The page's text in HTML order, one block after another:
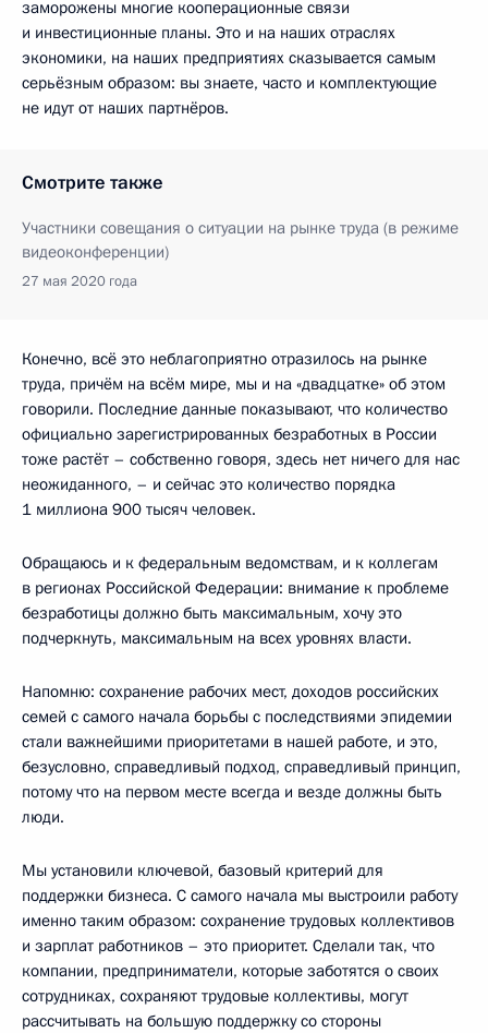
заморожены многие кооперационные связи
и инвестиционные планы. Это и на наших отраслях
экономики, на наших предприятиях сказывается самым
серьёзным образом: вы знаете, часто и комплектующие
не идут от наших партнёров.
Смотрите также
Участники совещания о ситуации на рынке труда (в режиме
видеоконференции)
27 мая 2020 года
Конечно, всё это неблагоприятно отразилось на рынке
труда, причём на всём мире, мы и на «двадцатке» об этом
говорили. Последние данные показывают, что количество
официально зарегистрированных безработных в России
тоже растёт – собственно говоря, здесь нет ничего для нас
неожиданного, – и сейчас это количество порядка
1 миллиона 900 тысяч человек.
Обращаюсь и к федеральным ведомствам, и к коллегам
в регионах Российской Федерации: внимание к проблеме
безработицы должно быть максимальным, хочу это
подчеркнуть, максимальным на всех уровнях власти.
Напомню: сохранение рабочих мест, доходов российских
семей с самого начала борьбы с последствиями эпидемии
стали важнейшими приоритетами в нашей работе, и это,
безусловно, справедливый подход, справедливый принцип,
потому что на первом месте всегда и везде должны быть
люди.
Мы установили ключевой, базовый критерий для
поддержки бизнеса. С самого начала мы выстроили работу
именно таким образом: сохранение трудовых коллективов
и зарплат работников – это приоритет. Сделали так, что
компании, предприниматели, которые заботятся о своих
сотрудниках, сохраняют трудовые коллективы, могут
рассчитывать на большую поддержку со стороны